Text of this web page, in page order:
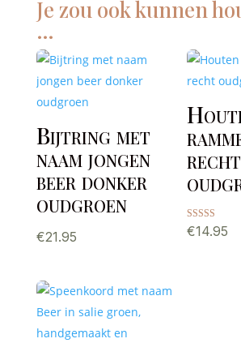
Je zou ook kunnen
…
Bijtring met
naam jongen
beer donker
oudgroen
€21.95
recht
Gewaardeerd
5.00
€14.95